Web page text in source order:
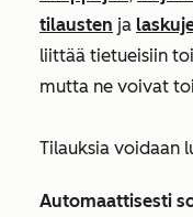
tilausten ja
liittää tietueisiin
mutta ne voivat
Tilauksia voidaan
Automaattisesti